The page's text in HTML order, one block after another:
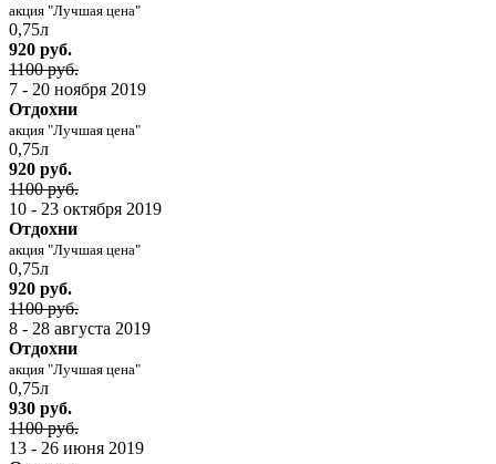
акция "Лучшая цена"
0,75л
920 руб.
1100 руб.
7 - 20 ноября 2019
Отдохни
акция "Лучшая цена"
0,75л
920 руб.
1100 руб.
10 - 23 октября 2019
Отдохни
акция "Лучшая цена"
0,75л
920 руб.
1100 руб.
8 - 28 августа 2019
Отдохни
акция "Лучшая цена"
0,75л
930 руб.
1100 руб.
13 - 26 июня 2019